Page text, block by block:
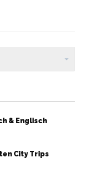
& Englisch
City Trips